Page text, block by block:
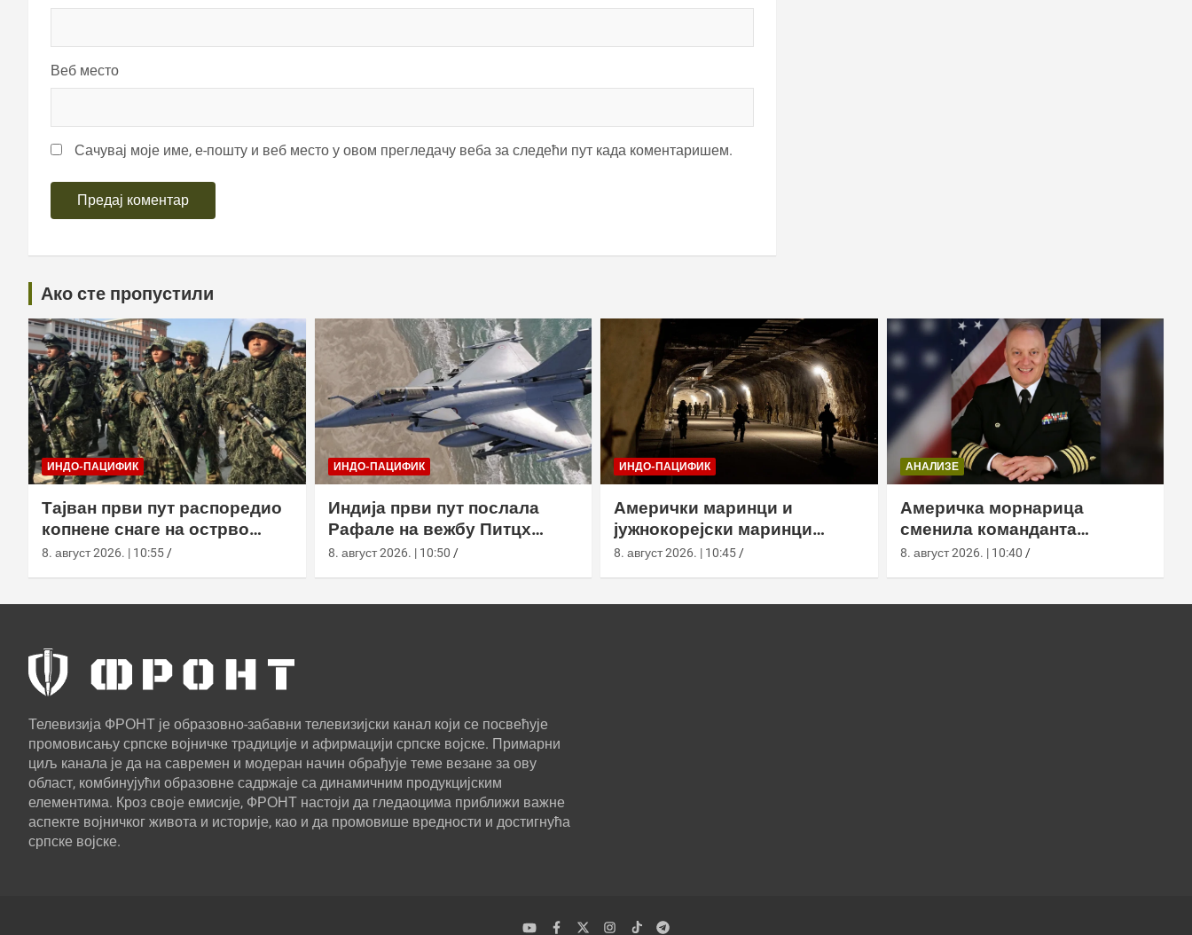
Веб место
Сачувај моје име, е-пошту и веб место у овом прегледачу веба за следећи пут када коментаришем.
Ако сте пропустили
ИНДО-ПАЦИФИК
Тајван први пут распоредио
копнене снаге на острво
Сјаолиућиу током вежбе Хан
8. август 2026. | 10:55
ИНДО-ПАЦИФИК
Индија први пут послала
Рафале на вежбу Питцх
Блацк у Аустралији
8. август 2026. | 10:50
ИНДО-ПАЦИФИК
Амерички маринци и
јужнокорејски маринци
вежбали у подземном тунелу
8. август 2026. | 10:45
АНАЛИЗЕ
Америчка морнарица
сменила команданта
медицинске команде у
8. август 2026. | 10:40
Телевизија ФРОНТ је образовно-забавни телевизијски канал који се посвећује
промовисању српске војничке традиције и афирмацији српске војске. Примарни
циљ канала је да на савремен и модеран начин обрађује теме везане за ову
област, комбинујући образовне садржаје са динамичним продукцијским
елементима. Кроз своје емисије, ФРОНТ настоји да гледаоцима приближи важне
аспекте војничког живота и историје, као и да промовише вредности и достигнућа
српске војске.